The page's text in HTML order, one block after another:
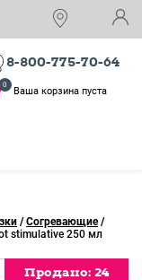
8-800-775-70-64
Ваша корзина пуста
0
/ Согревающие /
stimulative 250 мл
Продано: 24
Продано: 24
Продано: 24